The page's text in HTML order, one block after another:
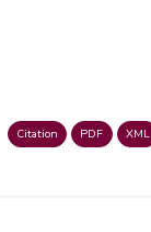
Citation PDF XML